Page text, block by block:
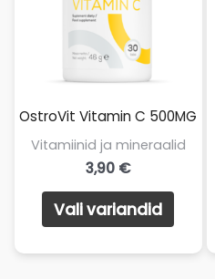
OstroVit Vitamin C 500MG
Vitamiinid ja mineraalid
3,90 €
Vali variandid
Sellel
tootel